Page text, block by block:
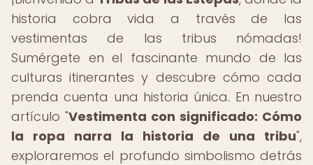
historia cobra vida a través de las
vestimentas de las tribus nómadas!
Sumérgete en el fascinante mundo de las
culturas itinerantes y descubre cómo cada
prenda cuenta una historia única. En nuestro
artículo "Vestimenta con significado: Cómo
la ropa narra la historia de una tribu",
exploraremos el profundo simbolismo detrás